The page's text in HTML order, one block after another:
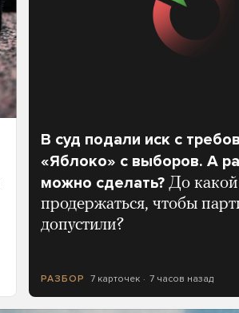
В суд подали иск с
«Яблоко» с выборов. А
можно сделать? До
продержаться, чтобы
допустили?
РАЗБОР 7 карточек 7 часов назад